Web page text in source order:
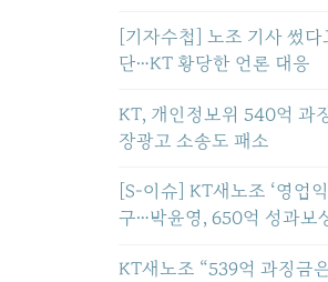
[기자수첩] 노조 기사 썼
단…KT 황당한 언론 대응
KT, 개인정보위 540억 과
장광고 소송도 패소
[S-이슈] KT새노조 ‘영업
구…박윤영, 650억 성과보
KT새노조 “539억 과징금